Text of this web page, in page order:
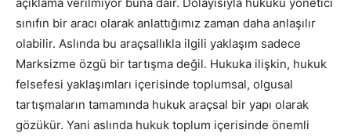
sınıfın bir aracı olarak anlattığımız zaman daha anlaşılır
olabilir. Aslında bu araçsallıkla ilgili yaklaşım sadece
Marksizme özgü bir tartışma değil. Hukuka ilişkin, hukuk
felsefesi yaklaşımları içerisinde toplumsal, olgusal
tartışmaların tamamında hukuk araçsal bir yapı olarak
gözükür. Yani aslında hukuk toplum içerisinde önemli